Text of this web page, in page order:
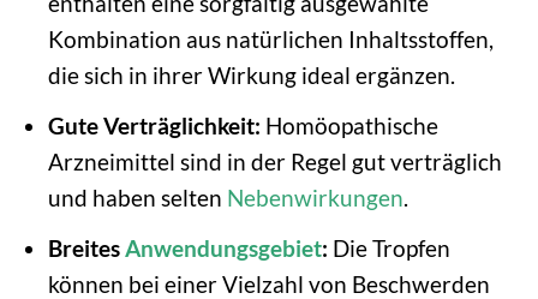
Kombination aus natürlichen Inhaltsstoffen,
die sich in ihrer Wirkung ideal ergänzen.
Gute Verträglichkeit: Homöopathische
Arzneimittel sind in der Regel gut verträglich
und haben selten Nebenwirkungen.
Breites Anwendungsgebiet: Die Tropfen
können bei einer Vielzahl von Beschwerden